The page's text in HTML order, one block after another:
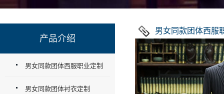
男女同款团体西服
产品介绍
男女同款团体西服职业定制
男女同款团体衬衣定制